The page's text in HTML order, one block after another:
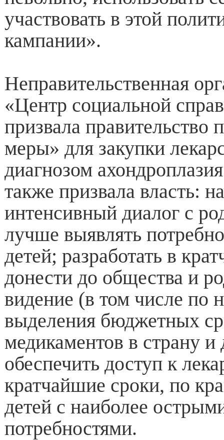
участвовать в этой
кампании».
Неправительственная
«Центр социальной
призвала правительство
меры» для закупки
диагнозом
также призвала власть:
интенсивный диалог с
лучше выявлять
детей; разработать в
донести до общества и
видение (в том числе по
выделения бюджетных
медикаментов в страну
обеспечить доступ к
кратчайшие сроки, по
детей с наиболее
потребностями.